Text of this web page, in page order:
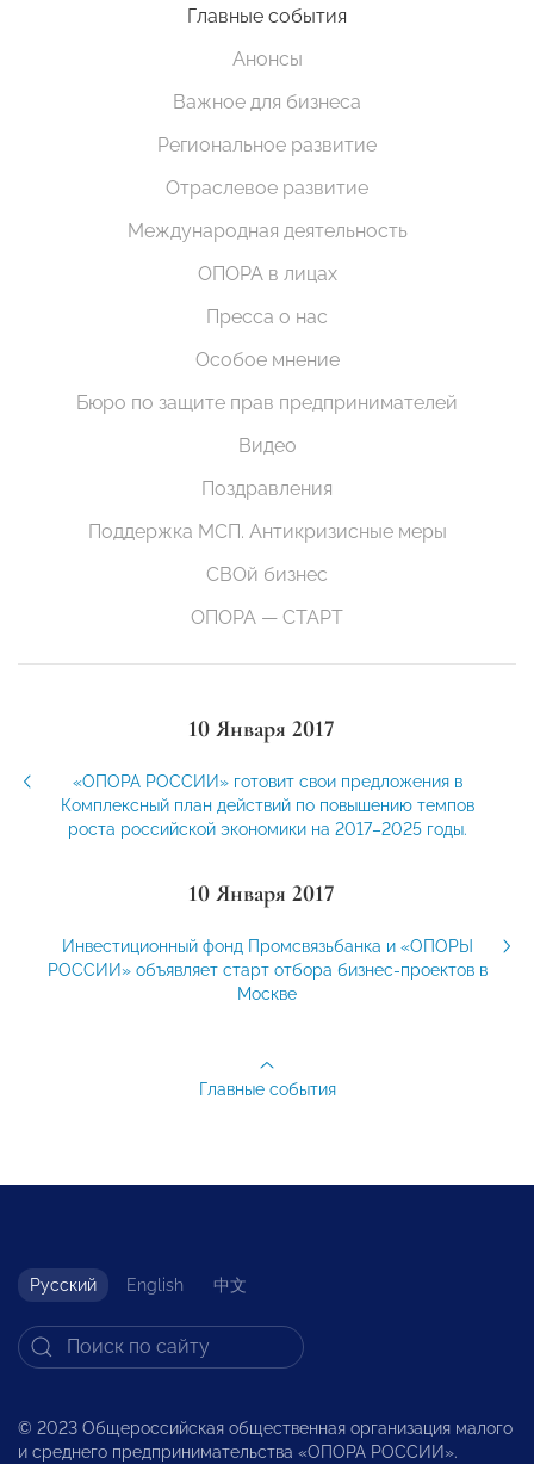
Главные события
Анонсы
Важное для бизнеса
Региональное развитие
Отраслевое развитие
Международная деятельность
ОПОРА в лицах
Пресса о нас
Особое мнение
Бюро по защите прав предпринимателей
Видео
Поздравления
Поддержка МСП. Антикризисные меры
СВОй бизнес
ОПОРА — СТАРТ
10 Января 2017
«ОПОРА РОССИИ» готовит свои предложения в
Комплексный план действий по повышению темпов
роста российской экономики на 2017–2025 годы.
10 Января 2017
Инвестиционный фонд Промсвязьбанка и «ОПОРЫ
РОССИИ» объявляет старт отбора бизнес-проектов в
Москве
Главные события
Русский English 中文
© 2023 Общероссийская общественная организация малого
и среднего предпринимательства «ОПОРА РОССИИ».